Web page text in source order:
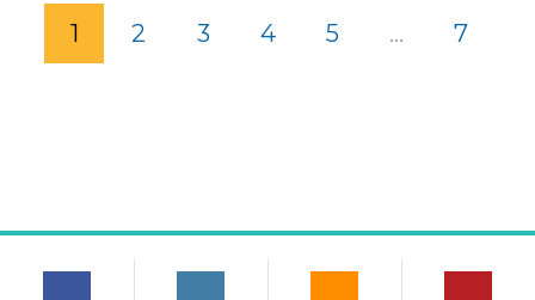
1 2 3 4 5 ... 7